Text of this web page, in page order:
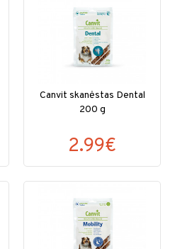
Canvit skanėstas Dental
200 g
2.99€